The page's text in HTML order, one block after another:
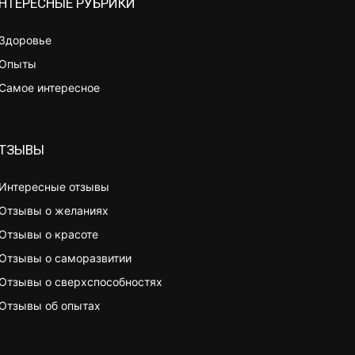
РУБРИКИ
интересное
отзывы
о желаниях
о красоте
о саморазвитии
о сверхспособностях
об опытах